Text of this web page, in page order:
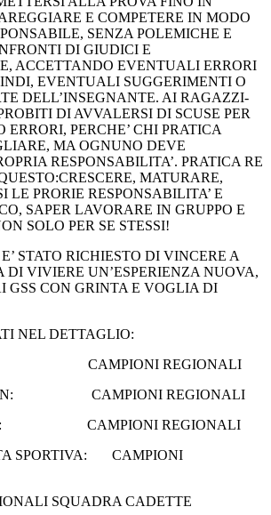
E COMPETERE IN MODO
SENZA POLEMICHE E
DI GIUDICI E
ACCETTANDO EVENTUALI ERRORI
EVENTUALI SUGGERIMENTI O
DELL’INSEGNANTE. AI RAGAZZI-
DI AVVALERSI DI SCUSE PER
PERCHE’ CHI PRATICA
MA OGNUNO DEVE
RESPONSABILITA’. PRATICA RE
MATURARE,
LE PRORIE RESPONSABILITA’ E
SAPER LAVORARE IN GRUPPO E
SOLO PER SE STESSI!
STATO RICHIESTO DI VINCERE A
DI VIVIERE UN’ESPERIENZA NUOVA,
GSS CON GRINTA E VOGLIA DI
NEL DETTAGLIO:
CAMPIONI REGIONALI
CAMPIONI REGIONALI
CAMPIONI REGIONALI
SPORTIVA: CAMPIONI
SQUADRA CADETTE